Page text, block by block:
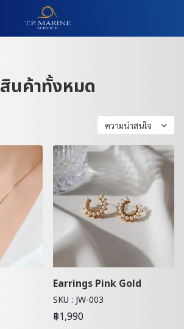
สินค้าทั้งหมด
ความน่าสนใจ
Earrings Pink Gold
SKU : JW-003
฿1,990